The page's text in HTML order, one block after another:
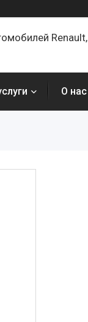
Renault,
О нас